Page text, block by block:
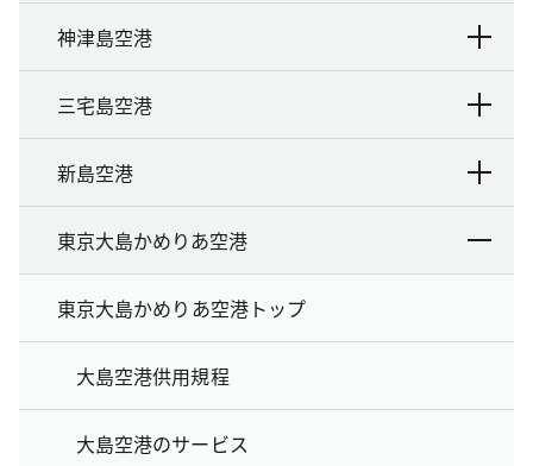
神津島空港
三宅島空港
新島空港
東京大島かめりあ空港
東京大島かめりあ空港トップ
大島空港供用規程
大島空港のサービス